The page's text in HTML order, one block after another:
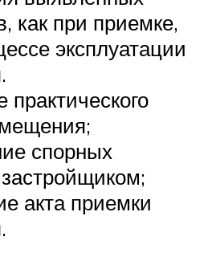
как при приемке,
эксплуатации
спорных
акта приемки